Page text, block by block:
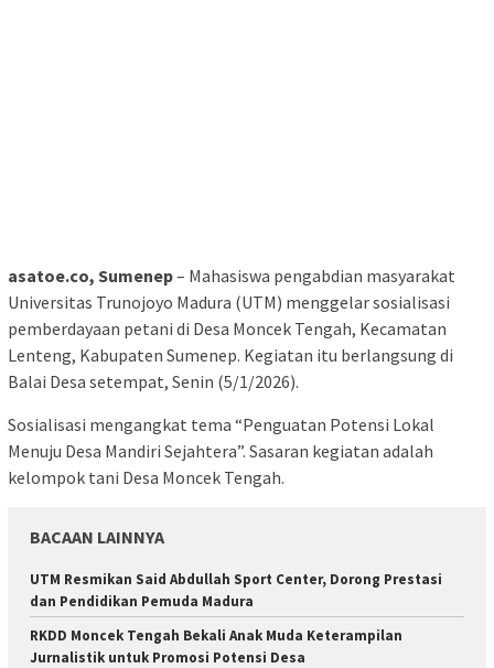
asatoe.co, Sumenep– Mahasiswa pengabdian masyarakat
Universitas Trunojoyo Madura (UTM) menggelar sosialisasi
pemberdayaan petani di Desa Moncek Tengah, Kecamatan
Lenteng, Kabupaten Sumenep. Kegiatan itu berlangsung di
Balai Desa setempat, Senin (5/1/2026).
Sosialisasi mengangkat tema “Penguatan Potensi Lokal
Menuju Desa Mandiri Sejahtera”. Sasaran kegiatan adalah
kelompok tani Desa Moncek Tengah.
BACAAN LAINNYA
UTM Resmikan Said Abdullah Sport Center, Dorong Prestasi
dan Pendidikan Pemuda Madura
RKDD Moncek Tengah Bekali Anak Muda Keterampilan
Jurnalistik untuk Promosi Potensi Desa